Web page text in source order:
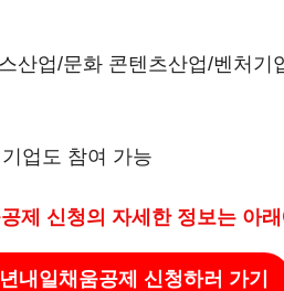
산업/문화 콘텐츠산업/벤처기
업도 참여 가능
제 신청의 자세한 정보는 아
내일채움공제 신청하러 가기